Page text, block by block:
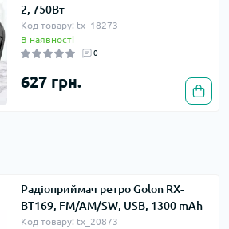
2, 750Вт
Код товару: tx_18273
В наявності
0
627 грн.
Радіоприймач ретро Golon RX-
BT169, FM/AM/SW, USB, 1300 mAh
Код товару: tx_20873